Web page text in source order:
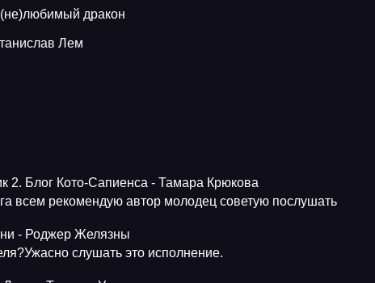
дракон
Лем
2. Блог Кото-Сапиенса - Тамара Крюкова
всем рекомендую автор молодец советую послушать
- Роджер Желязны
слушать это исполнение.